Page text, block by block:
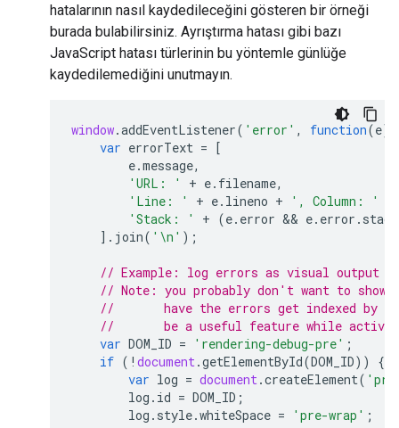
hatalarının nasıl kaydedileceğini gösteren bir örneği
burada bulabilirsiniz. Ayrıştırma hatası gibi bazı
JavaScript hatası türlerinin bu yöntemle günlüğe
kaydedilemediğini unutmayın.
window.addEventListener( 'error' , function(e)
var errorText = [
e.message,
'URL: '
+ e. filename,
'Line: '
+ e. lineno + ', Column: '
'Stack: '
+ (e. error && e. error . stack
]. join( '\n' );
// Example: log errors as visual output
// Note: you probably don't want to show
//       have the errors get indexed by
//       be a useful feature while actively
var DOM_ID = 'rendering-debug-pre' ;
if ( ! document.getElementById(DOM_ID))
{
var log = document.createElement(
log . id = DOM_ID ;
log . style.whiteSpace = 'pre-wrap' ;